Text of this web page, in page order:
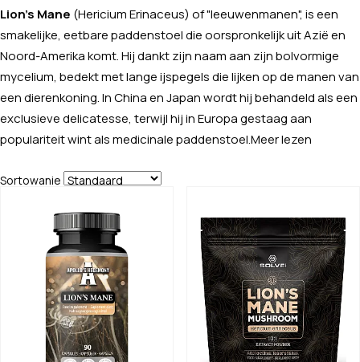
Lion's Mane (Hericium Erinaceus) of "leeuwenmanen", is een
smakelijke, eetbare paddenstoel die oorspronkelijk uit Azië en
Noord-Amerika komt. Hij dankt zijn naam aan zijn bolvormige
mycelium, bedekt met lange ijspegels die lijken op de manen van
een dierenkoning. In China en Japan wordt hij behandeld als een
exclusieve delicatesse, terwijl hij in Europa gestaag aan
populariteit wint als medicinale paddenstoel. Meer lezen
Sortowanie